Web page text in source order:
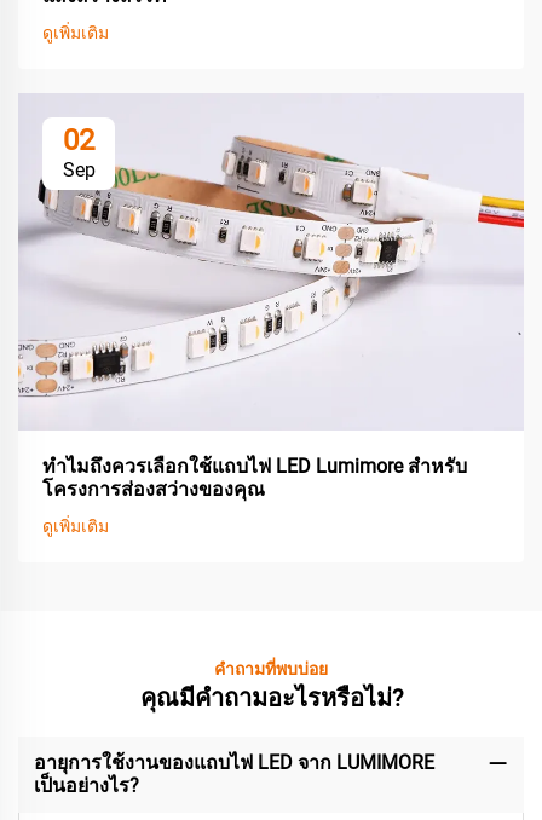
ดูเพิ่มเติม
02
Sep
ทำไมถึงควรเลือกใช้แถบไฟ LED Lumimore สำหรับ
โครงการส่องสว่างของคุณ
ดูเพิ่มเติม
คำถามที่พบบ่อย
คุณมีคำถามอะไรหรือไม่?
อายุการใช้งานของแถบไฟ LED จาก LUMIMORE
เป็นอย่างไร?